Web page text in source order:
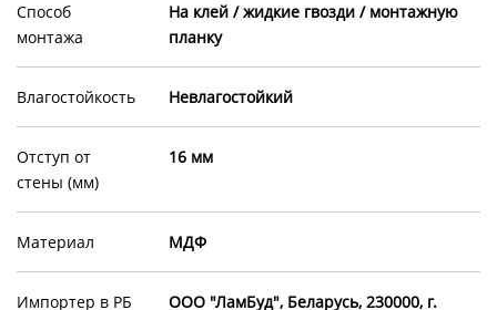
Способ
монтажа
На клей / жидкие гвозди / монтажную
планку
Влагостойкость Невлагостойкий
Отступ от
стены (мм)
16 мм
Материал МДФ
Импортер в РБ
ООО "ЛамБуд", Беларусь, 230000, г.